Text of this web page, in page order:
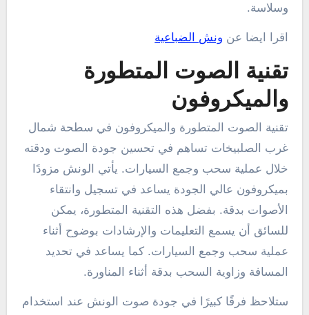
وسلاسة.
اقرا ايضا عن ونش الضباعية
تقنية الصوت المتطورة
والميكروفون
تقنية الصوت المتطورة والميكروفون في سطحة شمال
غرب الصلبيخات تساهم في تحسين جودة الصوت ودقته
خلال عملية سحب وجمع السيارات. يأتي الونش مزودًا
بميكروفون عالي الجودة يساعد في تسجيل وانتقاء
الأصوات بدقة. بفضل هذه التقنية المتطورة، يمكن
للسائق أن يسمع التعليمات والإرشادات بوضوح أثناء
عملية سحب وجمع السيارات. كما يساعد في تحديد
المسافة وزاوية السحب بدقة أثناء المناورة.
ستلاحظ فرقًا كبيرًا في جودة صوت الونش عند استخدام